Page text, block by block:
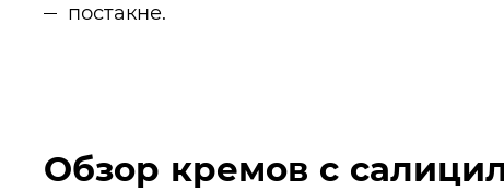
постакне.
Обзор кремов с